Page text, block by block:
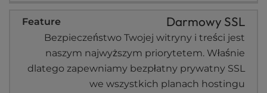
Darmowy SSL
Bezpieczeństwo Twojej witryny i treści jest
naszym najwyższym priorytetem. Właśnie
dlatego zapewniamy bezpłatny prywatny SSL
we wszystkich planach hostingu